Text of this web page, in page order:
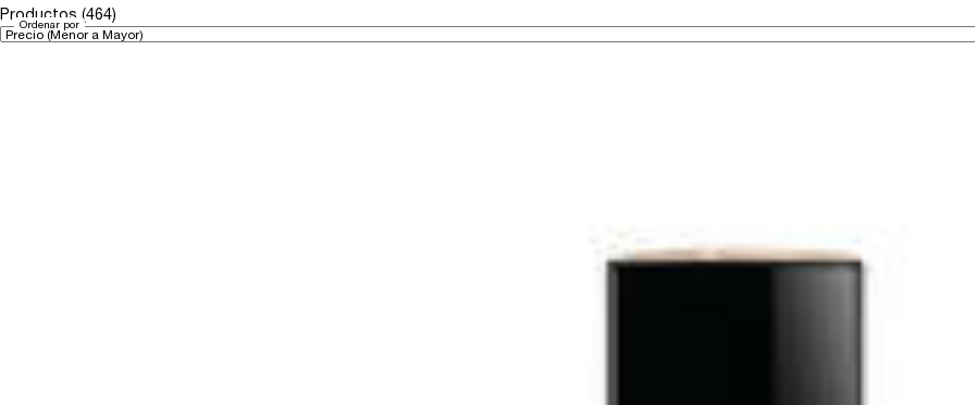
Productos (464)
Ordenar por